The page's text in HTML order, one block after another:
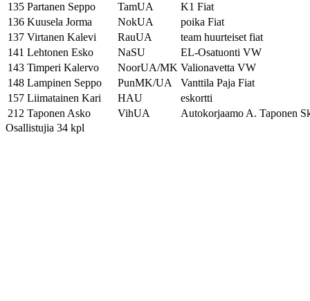
135 Partanen Seppo TamUA
K1 Fiat
136 Kuusela Jorma NokUA
poika Fiat
137 Virtanen Kalevi RauUA
team huurteiset fiat
141 Lehtonen Esko NaSU
EL-Osatuonti VW
143 Timperi Kalervo NoorUA/MK Valionavetta VW
148 Lampinen Seppo PunMK/UA
Vanttila Paja Fiat
157 Liimatainen Kari HAU
eskortti
212 Taponen Asko VihUA
Autokorjaamo A. Taponen
Osallistujia 34 kpl